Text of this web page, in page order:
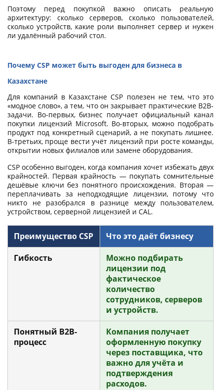
Поэтому перед покупкой важно описать реальную
архитектуру: сколько серверов, сколько пользователей,
сколько устройств, какие роли выполняет сервер и нужен
ли удалённый рабочий стол.
Почему CSP может быть выгоден для бизнеса в
Казахстане
Для компаний в Казахстане CSP полезен не тем, что это
«модное слово», а тем, что он закрывает практические B2B-
задачи. Во-первых, бизнес получает официальный канал
покупки лицензий Microsoft. Во-вторых, можно подобрать
продукт под конкретный сценарий, а не покупать лишнее.
В-третьих, проще вести учёт лицензий при росте команды,
открытии новых филиалов или замене оборудования.
CSP особенно выгоден, когда компания хочет избежать двух
крайностей. Первая крайность — покупать сомнительные
дешёвые ключи без понятного происхождения. Вторая —
переплачивать за неподходящие лицензии, потому что
никто не разобрался в разнице между пользователем,
устройством, серверной лицензией и CAL.
Преимущество CSP
Что это даёт бизнесу
Гибкость
Можно подбирать
лицензии под
фактическое
количество
сотрудников, серверов
и устройств.
Понятный B2B-
процесс
Компания получает
оформленную покупку
через поставщика, что
важно для учёта и
подтверждения
расходов.